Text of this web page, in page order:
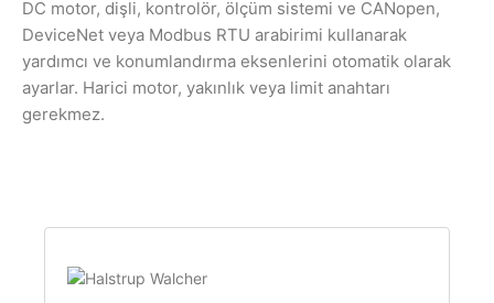
DC motor, dişli, kontrolör, ölçüm sistemi ve CANopen,
DeviceNet veya Modbus RTU arabirimi kullanarak
yardımcı ve konumlandırma eksenlerini otomatik olarak
ayarlar. Harici motor, yakınlık veya limit anahtarı
gerekmez.